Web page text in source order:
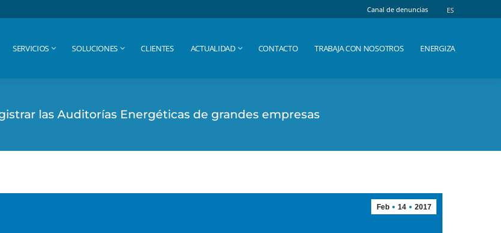
Canal de denuncias ES
SERVICIOS SOLUCIONES CLIENTES ACTUALIDAD CONTACTO TRABAJA CON NOSOTROS ENERGIZA
las Auditorí­as Energéticas de grandes empresas
Feb 14 2017
Canal de denuncias ES